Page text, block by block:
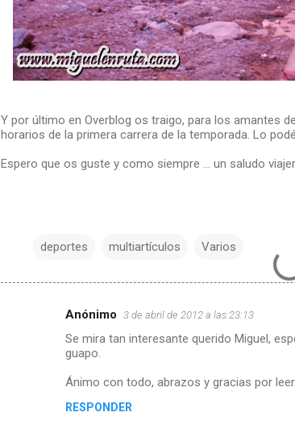
Y por último en Overblog os traigo, para los amantes
horarios de la primera carrera de la temporada. Lo
Espero que os guste y como siempre ... un saludo
deportes multiartículos Varios
Anónimo 3 de abril de 2012 a las 23:13
Se mira tan interesante querido Miguel,
guapo.
Ánimo con todo, abrazos y gracias por
RESPONDER